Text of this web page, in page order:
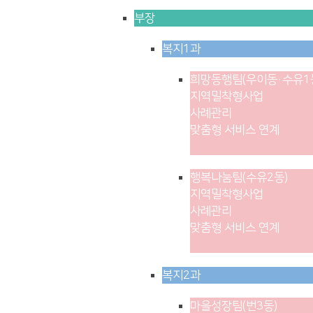
부장
복지1과
희망동행팀(우이동·수유1
지역밀착형사업
사례관리
맞춤형 서비스 연계
행복나눔팀(수유2동)
지역밀착형사업
사례관리
맞춤형 서비스 연계
복지2과
마을성장팀(번3동)